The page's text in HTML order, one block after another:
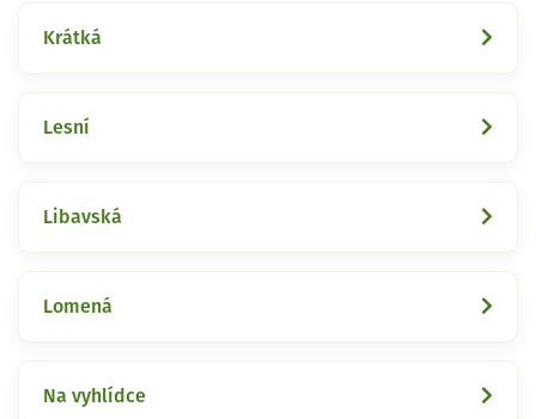
Krátká
Lesní
Libavská
Lomená
Na vyhlídce